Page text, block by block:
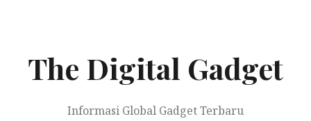
The Digital Gadget
Informasi Global Gadget Terbaru